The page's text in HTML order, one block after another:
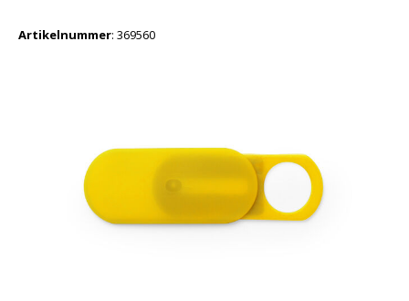
Artikelnummer: 369560